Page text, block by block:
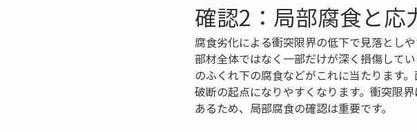
確認2：局部腐食と応
腐食劣化による衝突限界の低下で見落とし
部材全体ではなく一部だけが深く損傷して
のふくれ下の腐食などがこれに当たります
破断の起点になりやすくなります。衝突限
あるため、局部腐食の確認は重要です。